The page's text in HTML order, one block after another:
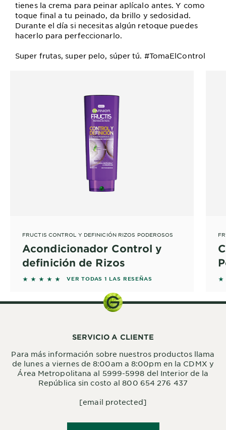
tienes la crema para peinar aplícalo antes. Y como
toque final a tu peinado, da brillo y sedosidad.
Durante el día si necesitas algún retoque puedes
hacerlo para perfeccionarlo.
Super frutas, super pelo, súper tú. #TomaElControl
FRUCTIS CONTROL Y DEFINICIÓN RIZOS PODEROSOS
Acondicionador Control y
definición de Rizos
5 out of 5 stars based on reviews
VER TODAS 1 LAS RESEÑAS 5
SERVICIO A CLIENTE
Para más información sobre nuestros productos llama
de lunes a viernes de 8:00am a 8:00pm en la CDMX y
Área Metropolitana al 5999-5998 del Interior de la
República sin costo al 800 654 276 437
[email protected]